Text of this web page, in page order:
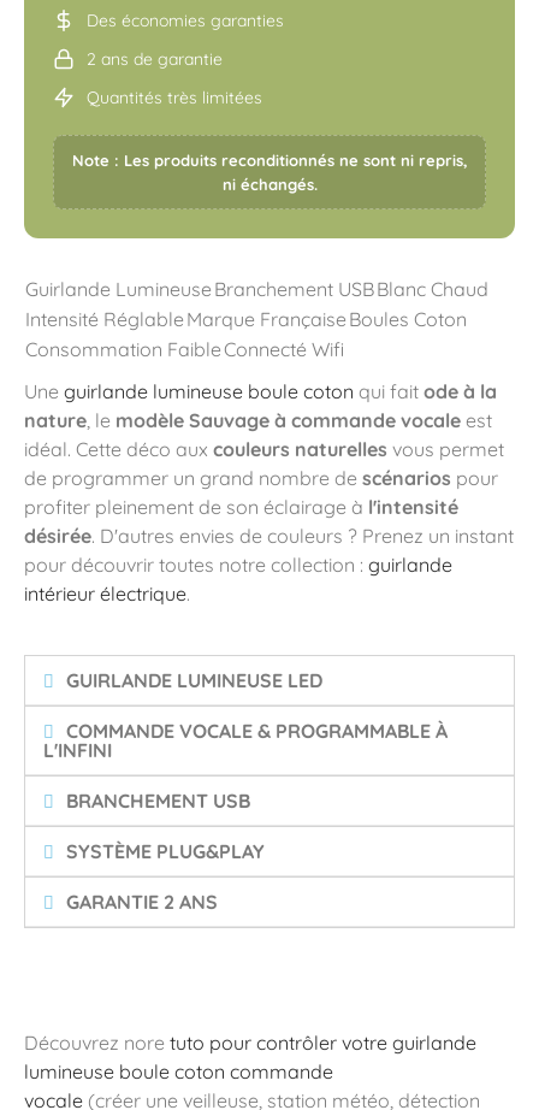
Des économies garanties
2 ans de garantie
Quantités très limitées
Note : Les produits reconditionnés ne sont ni repris,
ni échangés.
Guirlande Lumineuse Branchement USBBlanc Chaud
Intensité Réglable Marque Française Boules Coton
Consommation FaibleConnecté Wifi
Une guirlande lumineuse boule coton qui fait ode à la
nature, le modèle Sauvage à commande vocale est
idéal. Cette déco aux couleurs naturelles vous permet
de programmer un grand nombre de scénarios pour
profiter pleinement de son éclairage à l'intensité
désirée. D'autres envies de couleurs ? Prenez un instant
pour découvrir toutes notre collection : guirlande
intérieur électrique.
GUIRLANDE LUMINEUSE LED
COMMANDE VOCALE & PROGRAMMABLE À
L'INFINI
BRANCHEMENT USB
SYSTÈME PLUG&PLAY
GARANTIE 2 ANS
Découvrez nore tuto pour contrôler votre guirlande
lumineuse boule coton commande
vocale (créer une veilleuse, station météo, détection